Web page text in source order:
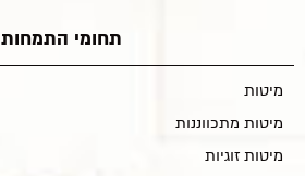
תחומי התמחות
מיטות
מיטות מתכווננות
מיטות זוגיות